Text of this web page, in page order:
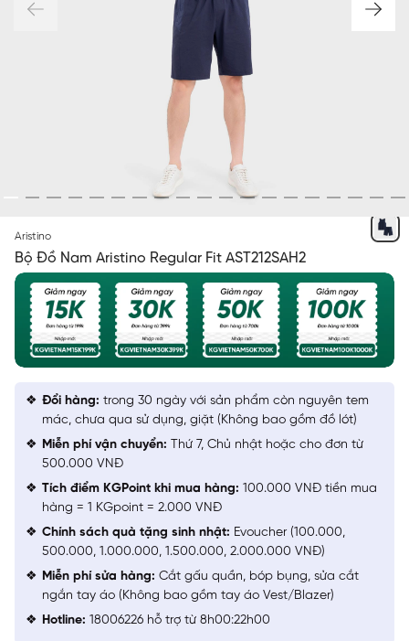
Aristino
Bộ Đồ Nam Aristino Regular Fit AST212SAH2
Đổi hàng: trong 30 ngày với sản phẩm còn nguyên tem
mác, chưa qua sử dụng, giặt (Không bao gồm đồ lót)
Miễn phí vận chuyển: Thứ 7, Chủ nhật hoặc cho đơn từ
500.000 VNĐ
Tích điểm KGPoint khi mua hàng: 100.000 VNĐ tiền mua
hàng = 1 KGpoint = 2.000 VNĐ
Chính sách quà tặng sinh nhật: Evoucher (100.000,
500.000, 1.000.000, 1.500.000, 2.000.000 VNĐ)
Miễn phí sửa hàng: Cắt gấu quần, bóp bụng, sửa cắt
ngắn tay áo (Không bao gồm tay áo Vest/Blazer)
Hotline: 18006226 hỗ trợ từ 8h00:22h00